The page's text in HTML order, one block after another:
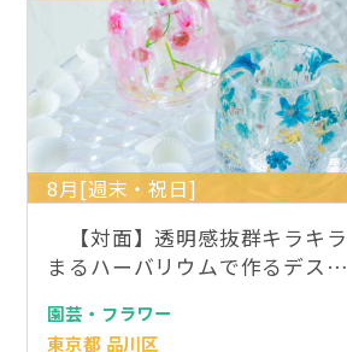
8月[週末・祝日]
【対面】透明感抜群キラキ
まるハーバリウムで作るデス…
園芸・フラワー
東京都 品川区